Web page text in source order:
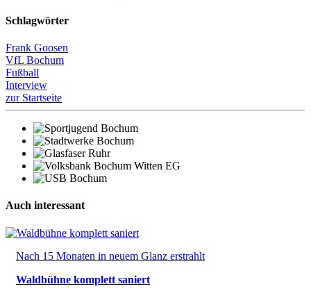
Schlagwörter
Frank Goosen
VfL Bochum
Fußball
Interview
zur Startseite
Auch interessant
Nach 15 Monaten in neuem Glanz erstrahlt
Waldbühne komplett saniert